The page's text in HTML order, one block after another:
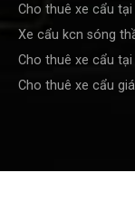
Cho thuê xe cẩu
Xe cẩu kcn sóng
Cho thuê xe cẩu
Cho thuê xe cẩu